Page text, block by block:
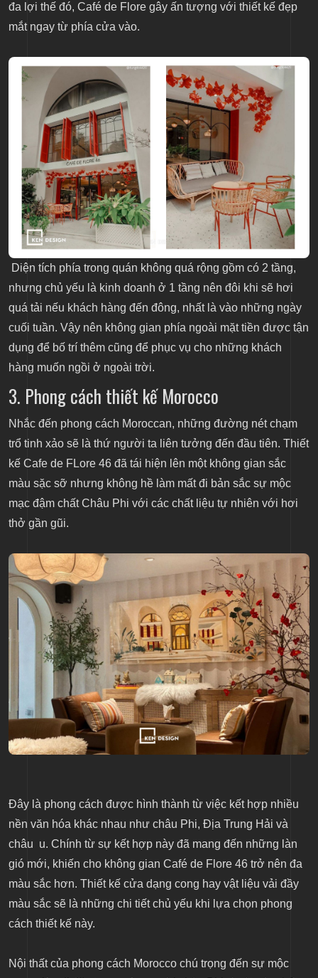
đa lợi thế đó, Café de Flore gây ấn tượng với thiết kế đẹp
mắt ngay từ phía cửa vào.
Diện tích phía trong quán không quá rộng gồm có 2 tầng,
nhưng chủ yếu là kinh doanh ở 1 tầng nên đôi khi sẽ hơi
quá tải nếu khách hàng đến đông, nhất là vào những ngày
cuối tuần. Vậy nên không gian phía ngoài mặt tiền được tận
dụng để bố trí thêm cũng để phục vụ cho những khách
hàng muốn ngồi ở ngoài trời.
3. Phong cách thiết kế Morocco
Nhắc đến phong cách Moroccan, những đường nét chạm
trổ tinh xảo sẽ là thứ người ta liên tưởng đến đầu tiên. Thiết
kế Cafe de FLore 46 đã tái hiện lên một không gian sắc
màu sặc sỡ nhưng không hề làm mất đi bản sắc sự mộc
mạc đậm chất Châu Phi với các chất liệu tự nhiên với hơi
thở gần gũi.
Đây là phong cách được hình thành từ việc kết hợp nhiều
nền văn hóa khác nhau như châu Phi, Địa Trung Hải và
châu u. Chính từ sự kết hợp này đã mang đến những làn
gió mới, khiến cho không gian Café de Flore 46 trở nên đa
màu sắc hơn. Thiết kế cửa dạng cong hay vật liệu vải đầy
màu sắc sẽ là những chi tiết chủ yếu khi lựa chọn phong
cách thiết kế này.
Nội thất của phong cách Morocco chú trọng đến sự mộc